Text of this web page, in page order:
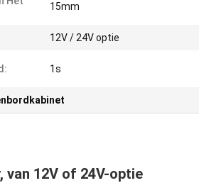
15mm
12V / 24V optie
1s
12V of 24V-optie